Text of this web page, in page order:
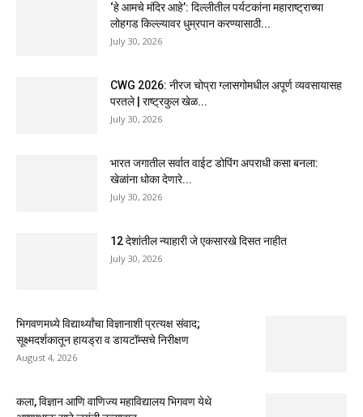
‘हे आमचे मंदिर आहे’: दिल्लीतील पर्यटकांना महाराष्ट्राच्या
लोहगड किल्ल्यावर धुम्रपान करण्यासाठी...
July 30, 2026
CWG 2026: नीरज चोप्रा ग्लासगोमधील अपूर्ण व्यवसायासह
परतले | राष्ट्रकुल खेळ...
July 30, 2026
भारत जगातील सर्वात वाईट डोपिंग अपराधी कसा बनला:
खेळांना धोका देणारे...
July 30, 2026
12 देशांतील न्याहारी जे एकसारखे दिसत नाहीत
July 30, 2026
भिगवणमध्ये विद्यार्थ्यांचा विज्ञानाशी प्रत्यक्ष संवाद;
सूक्ष्मदर्शकातून हायड्रा व डायटॉम्सचे निरीक्षण
August 4, 2026
कला, विज्ञान आणि वाणिज्य महाविद्यालय भिगवण येथे